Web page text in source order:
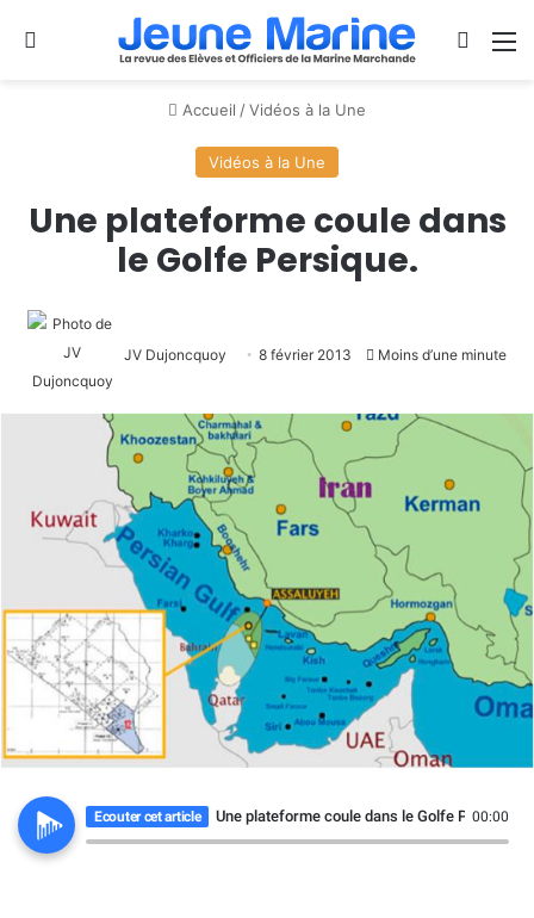
Se connecter
Accueil /Vidéos à la Une
Vidéos à la Une
Une plateforme coule dans
le Golfe Persique.
JV Dujoncquoy 8 février 2013 Moins d’une minute
Ecouter cet article Une plateforme coule dans le Golfe Persique.
00:00